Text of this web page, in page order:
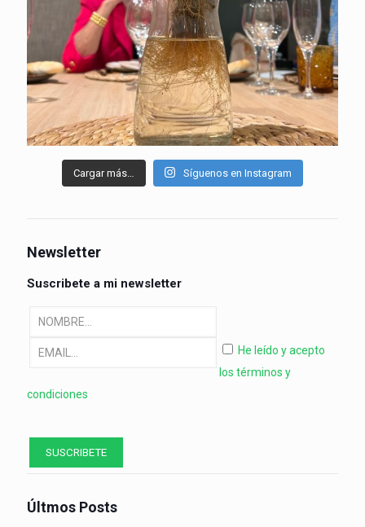
Cargar más… Síguenos en Instagram
Newsletter
Suscribete a mi newsletter
He leído y acepto
los términos y
condiciones
Últmos Posts